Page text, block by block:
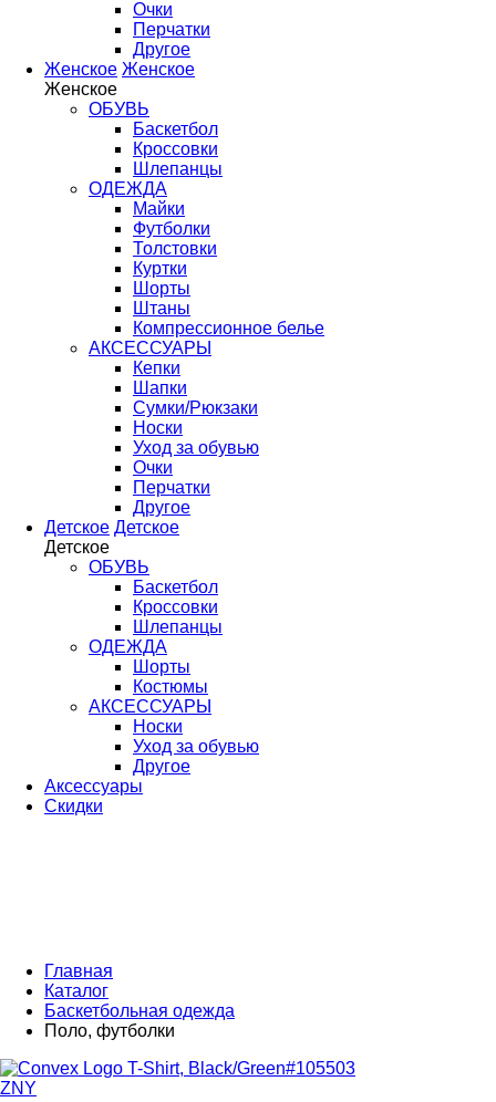
Очки
Перчатки
Другое
Женское Женское
Женское
ОБУВЬ
Баскетбол
Кроссовки
Шлепанцы
ОДЕЖДА
Майки
Футболки
Толстовки
Куртки
Шорты
Штаны
Компрессионное белье
АКСЕССУАРЫ
Кепки
Шапки
Сумки/Рюкзаки
Носки
Уход за обувью
Очки
Перчатки
Другое
Детское Детское
Детское
ОБУВЬ
Баскетбол
Кроссовки
Шлепанцы
ОДЕЖДА
Шорты
Костюмы
АКСЕССУАРЫ
Носки
Уход за обувью
Другое
Аксессуары
Скидки
Главная
Каталог
Баскетбольная одежда
Поло, футболки
ZNY